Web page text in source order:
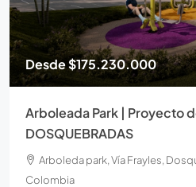
Desde$175.230.000
Arboleada Park | Proyecto
DOSQUEBRADAS
Arboleda park, Vía Frayles,
Colombia